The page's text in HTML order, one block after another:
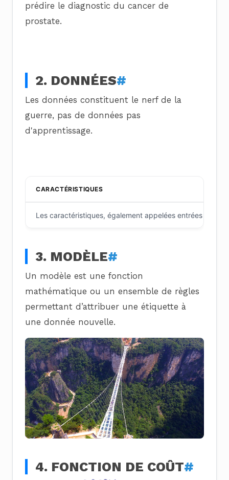
prédire le diagnostic du cancer de
prostate.
2. DONNÉES#
Les données constituent le nerf de la
guerre, pas de données pas
d'apprentissage.
CARACTÉRISTIQUES
Les caractéristiques, également appelées entrées ou
3. MODÈLE#
Un modèle est une fonction
mathématique ou un ensemble de règles
permettant d’attribuer une étiquette à
une donnée nouvelle.
4. FONCTION DE COÛT#